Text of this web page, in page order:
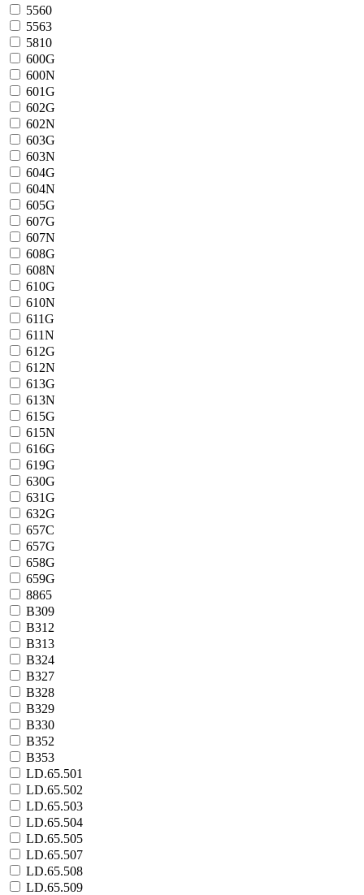
5560
5563
5810
600G
600N
601G
602G
602N
603G
603N
604G
604N
605G
607G
607N
608G
608N
610G
610N
611G
611N
612G
612N
613G
613N
615G
615N
616G
619G
630G
631G
632G
657C
657G
658G
659G
8865
B309
B312
B313
B324
B327
B328
B329
B330
B352
B353
LD.65.501
LD.65.502
LD.65.503
LD.65.504
LD.65.505
LD.65.507
LD.65.508
LD.65.509